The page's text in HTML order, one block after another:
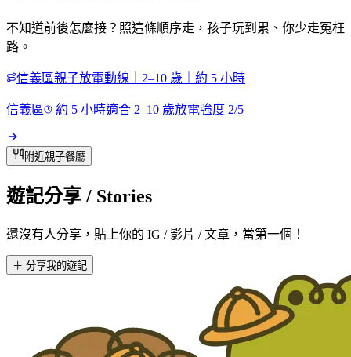
不知道前後怎麼接？照這條順序走，孩子玩到累、你少走冤枉
路。
信義區親子放電動線｜2–10 歲｜約 5 小時
信義區 約 5 小時適合 2–10 歲放電強度 2/5
附近親子餐廳
遊記分享 / Stories
還沒有人分享，貼上你的 IG / 影片 / 文章，當第一個！
＋ 分享我的遊記